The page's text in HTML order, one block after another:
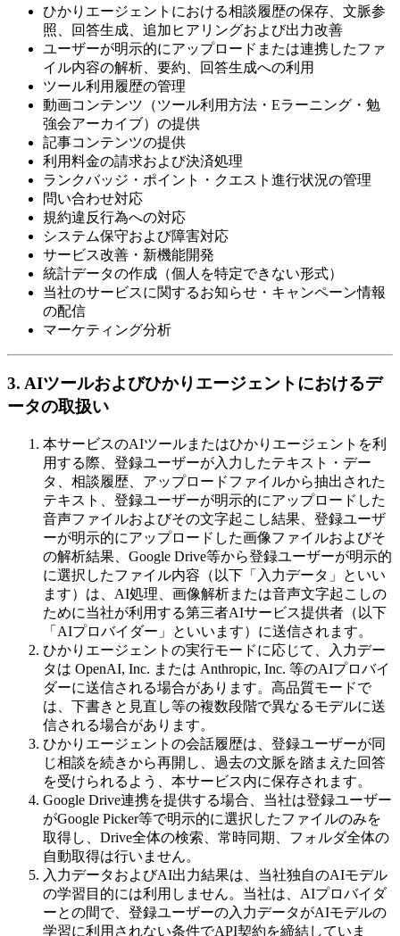
ひかりエージェントにおける相談履歴の保存、文脈参
照、回答生成、追加ヒアリングおよび出力改善
ユーザーが明示的にアップロードまたは連携したファ
イル内容の解析、要約、回答生成への利用
ツール利用履歴の管理
動画コンテンツ（ツール利用方法・Eラーニング・勉
強会アーカイブ）の提供
記事コンテンツの提供
利用料金の請求および決済処理
ランクバッジ・ポイント・クエスト進行状況の管理
問い合わせ対応
規約違反行為への対応
システム保守および障害対応
サービス改善・新機能開発
統計データの作成（個人を特定できない形式）
当社のサービスに関するお知らせ・キャンペーン情報
の配信
マーケティング分析
3. AIツールおよびひかりエージェントにおけるデ
ータの取扱い
本サービスのAIツールまたはひかりエージェントを利
用する際、登録ユーザーが入力したテキスト・デー
タ、相談履歴、アップロードファイルから抽出された
テキスト、登録ユーザーが明示的にアップロードした
音声ファイルおよびその文字起こし結果、登録ユーザ
ーが明示的にアップロードした画像ファイルおよびそ
の解析結果、Google Drive等から登録ユーザーが明示的
に選択したファイル内容（以下「入力データ」といい
ます）は、AI処理、画像解析または音声文字起こしの
ために当社が利用する第三者AIサービス提供者（以下
「AIプロバイダー」といいます）に送信されます。
ひかりエージェントの実行モードに応じて、入力デー
タは OpenAI, Inc. または Anthropic, Inc. 等のAIプロバイ
ダーに送信される場合があります。高品質モードで
は、下書きと見直し等の複数段階で異なるモデルに送
信される場合があります。
ひかりエージェントの会話履歴は、登録ユーザーが同
じ相談を続きから再開し、過去の文脈を踏まえた回答
を受けられるよう、本サービス内に保存されます。
Google Drive連携を提供する場合、当社は登録ユーザー
がGoogle Picker等で明示的に選択したファイルのみを
取得し、Drive全体の検索、常時同期、フォルダ全体の
自動取得は行いません。
入力データおよびAI出力結果は、当社独自のAIモデル
の学習目的には利用しません。当社は、AIプロバイダ
ーとの間で、登録ユーザーの入力データがAIモデルの
学習に利用されない条件でAPI契約を締結していま